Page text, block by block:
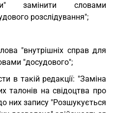
замінити словами
розслідування";
"внутрішніх справ для
"досудового";
в такій редакції: "Заміна
талонів на свідоцтва про
них запису "Розшукується